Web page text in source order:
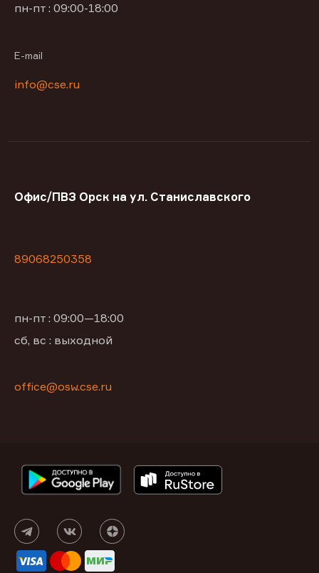
пн-пт : 09:00-18:00
E-mail
info@cse.ru
Офис/ПВЗ Орск на ул. Станиславского
89068250358
пн-пт : 09:00—18:00
сб, вс : выходной
office@osw.cse.ru